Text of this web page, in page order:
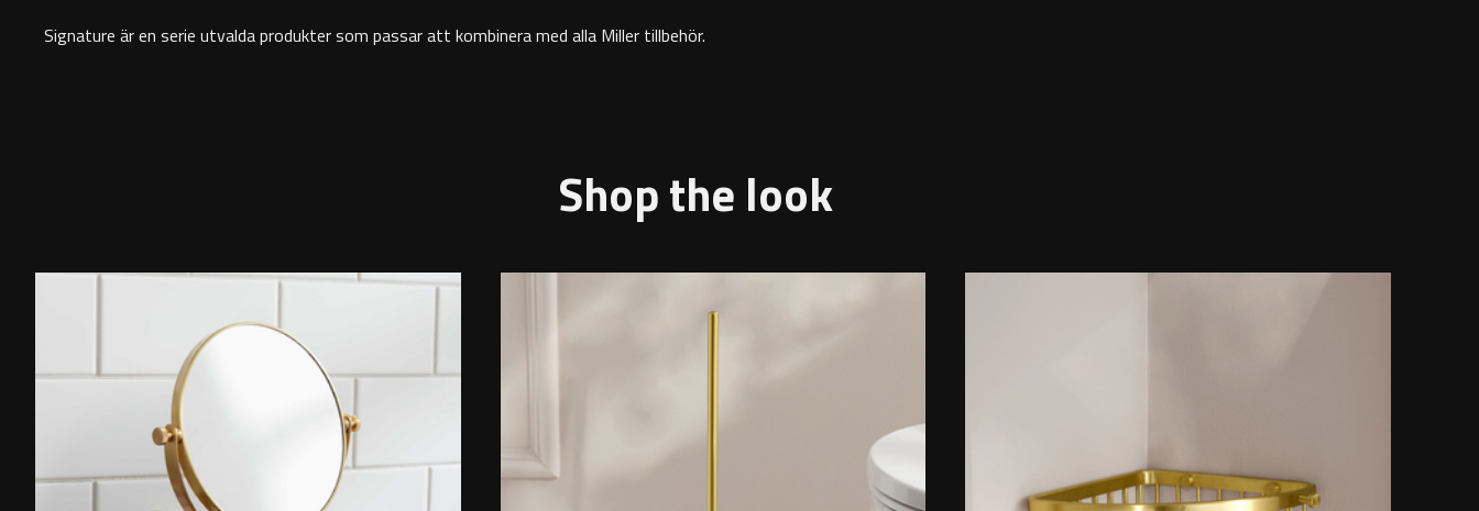
Signature är en serie utvalda produkter som passar att kombinera med alla Miller tillbehör.
Shop the look